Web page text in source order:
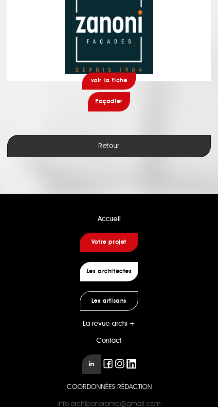
voir la fiche
Façadier
Retour
Accueil
Votre projet
Les architectes
Les artisans
La revue archi +
Contact
COORDONNÉES RÉDACTION
info.archipanorama@gmail.com